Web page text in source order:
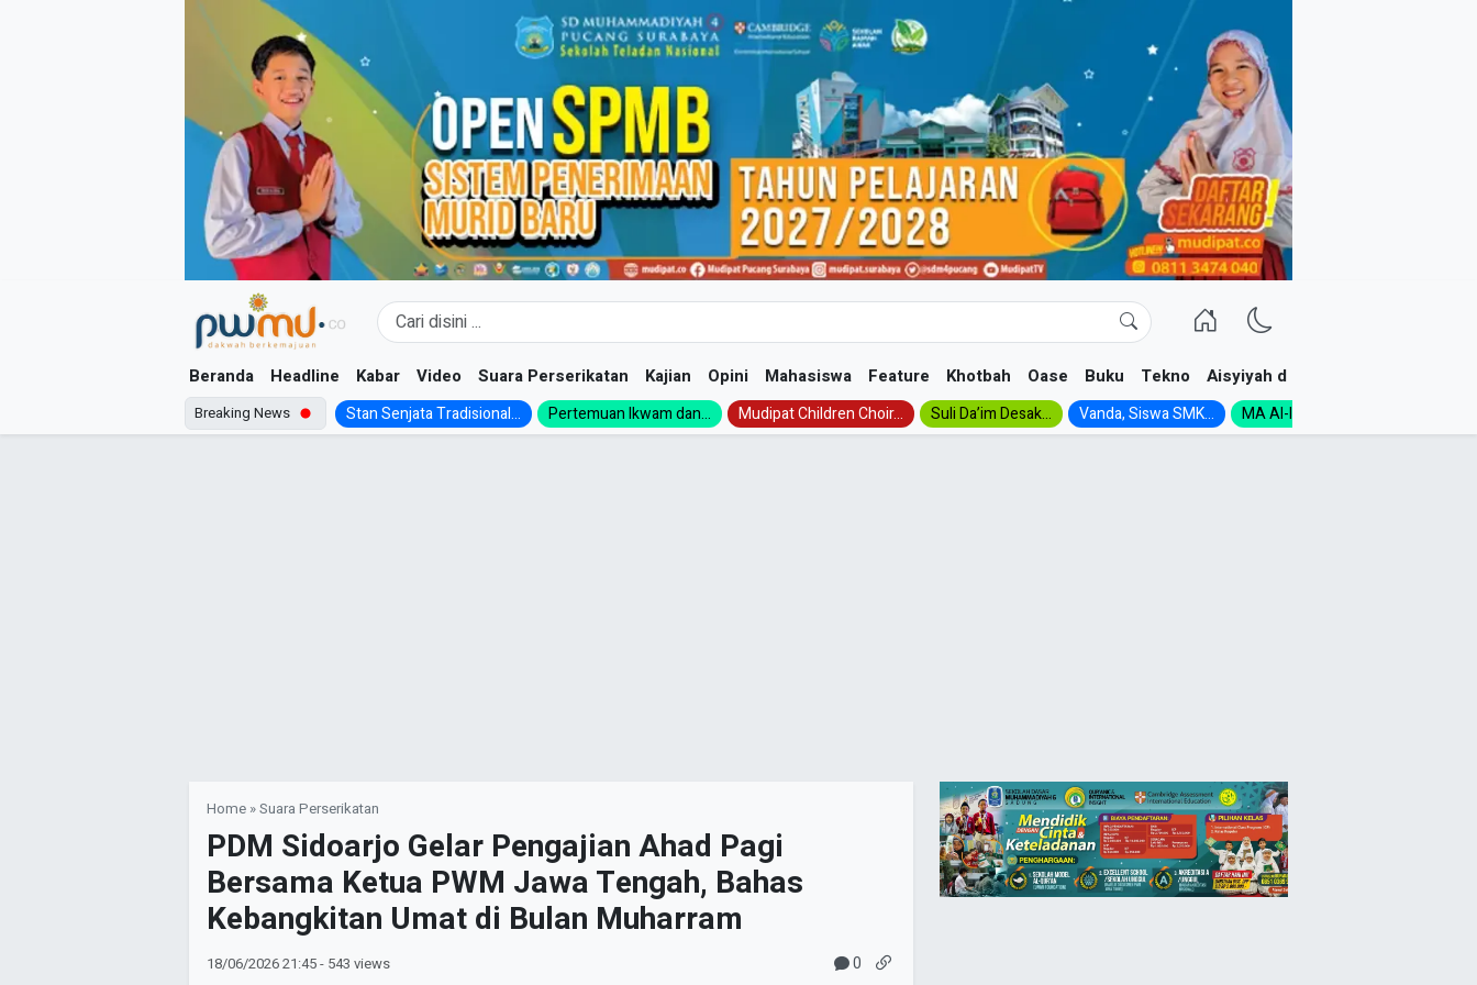
Beranda Headline Kabar Video Suara Perserikatan Kajian Opini Mahasiswa Feature Khotbah Oase Buku Tekno Aisyiyah dan NA
Breaking News Stan Senjata Tradisional... Pertemuan Ikwam dan... Mudipat Children Choir... Suli Da’im Desak... Vanda, Siswa SMK... MA Al-Ishlah Gelar...
Home »Suara Perserikatan
PDM Sidoarjo Gelar Pengajian Ahad Pagi
Bersama Ketua PWM Jawa Tengah, Bahas
Kebangkitan Umat di Bulan Muharram
18/06/202621:45- 543 views 0